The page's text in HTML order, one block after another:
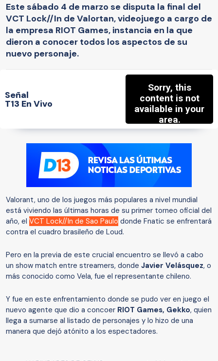
Este sábado 4 de marzo se disputa la final del
VCT Lock//In de Valortan, videojuego a cargo de
la empresa RIOT Games, instancia en la que
dieron a conocer todos los aspectos de su
nuevo personaje.
Señal
T13 En Vivo
Valorant, uno de los juegos más populares a nivel mundial
está viviendo las últimas horas de su primer torneo oficial del
año, el VCT Lock//In de Sao Paulo donde Fnatic se enfrentará
contra el cuadro brasileño de Loud.
Pero en la previa de este crucial encuentro se llevó a cabo
un show match entre streamers, donde Javier Velásquez, o
más conocido como Vela, fue el representante chileno.
Y fue en este enfrentamiento donde se pudo ver en juego el
nuevo agente que dio a concoer RIOT Games, Gekko, quien
llega a sumarse al listado de personajes y lo hizo de una
manera que dejó atónito a los espectadores.